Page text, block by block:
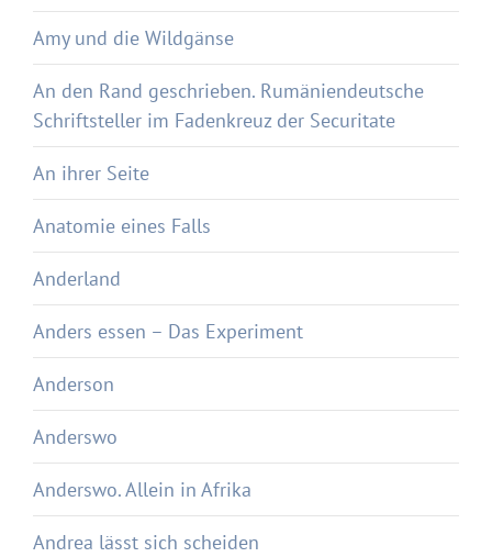
Amy und die Wildgänse
An den Rand geschrieben. Rumäniendeutsche
Schriftsteller im Fadenkreuz der Securitate
An ihrer Seite
Anatomie eines Falls
Anderland
Anders essen – Das Experiment
Anderson
Anderswo
Anderswo. Allein in Afrika
Andrea lässt sich scheiden